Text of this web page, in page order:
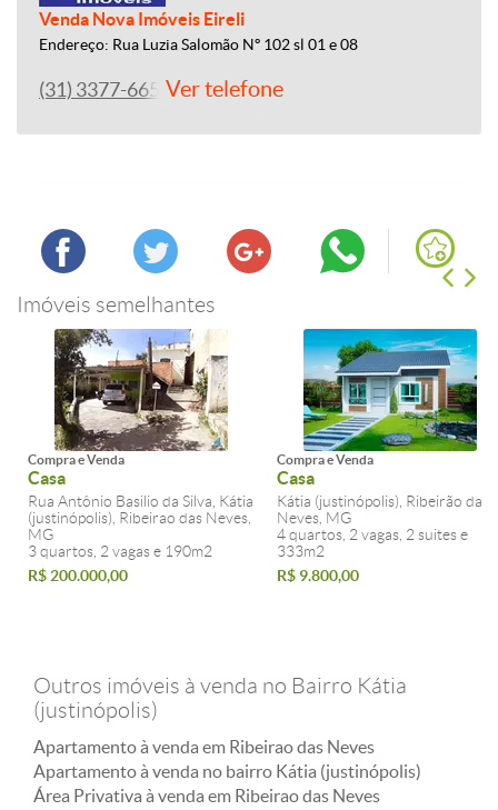
Venda Nova Imóveis Eireli
Endereço: Rua Luzia Salomão Nº 102 sl 01 e 08
(31) 3377-6655Ver telefone
Imóveis semelhantes
Compra e Venda
Casa
Rua Antônio Basilio da Silva, Kátia
(justinópolis), Ribeirao das Neves,
MG
3 quartos, 2 vagas e 190m2
R$ 200.000,00
Compra e Venda
Casa
Kátia (justinópolis), Ribeirão das
Neves, MG
4 quartos, 2 vagas, 2 suites e
333m2
R$ 9.800,00
Outros imóveis à venda no Bairro Kátia
(justinópolis)
Apartamento à venda em Ribeirao das Neves
Apartamento à venda no bairro Kátia (justinópolis)
Área Privativa à venda em Ribeirao das Neves